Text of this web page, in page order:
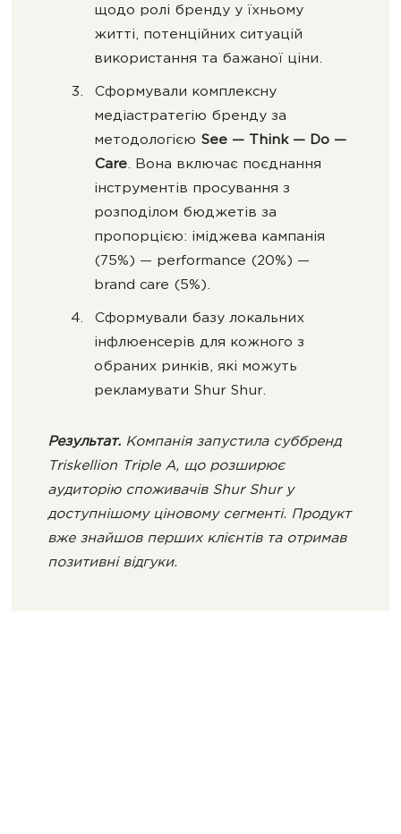
щодо ролі бренду у їхньому
житті, потенційних ситуацій
використання та бажаної ціни.
Сформували комплексну
медіастратегію бренду за
методологією See — Think — Do —
Care. Вона включає поєднання
інструментів просування з
розподілом бюджетів за
пропорцією: іміджева кампанія
(75%) — performance (20%) —
brand care (5%).
Сформували базу локальних
інфлюенсерів для кожного з
обраних ринків, які можуть
рекламувати Shur Shur.
Результат. Компанія запустила суббренд
Triskellion Triple A, що розширює
аудиторію споживачів Shur Shur у
доступнішому ціновому сегменті. Продукт
вже знайшов перших клієнтів та отримав
позитивні відгуки.